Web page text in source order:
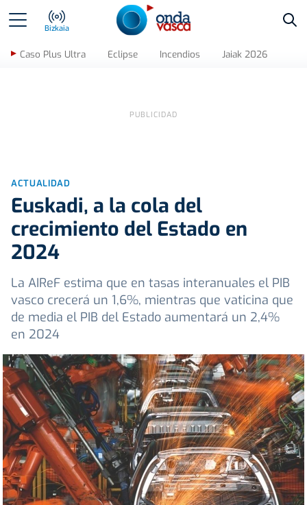
Bizkaia
Caso Plus Ultra Eclipse Incendios Jaiak 2026
ACTUALIDAD
Euskadi, a la cola del
crecimiento del Estado en
2024
La AIReF estima que en tasas interanuales el PIB
vasco crecerá un 1,6%, mientras que vaticina que
de media el PIB del Estado aumentará un 2,4%
en 2024